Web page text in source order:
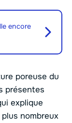
encore
poreuse du
présentes
explique
nombreux